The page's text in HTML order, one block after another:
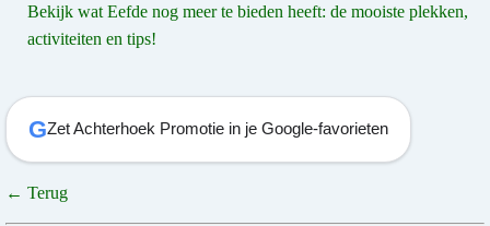
Bekijk wat Eefde nog meer te bieden heeft: de mooiste plekken,
activiteiten en tips!
GZet Achterhoek Promotie in je Google-favorieten
← Terug